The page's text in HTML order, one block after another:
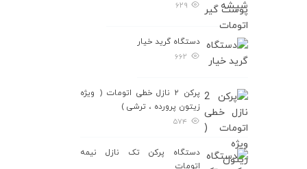
۶۲۹
دستگاه گرید خیار
۶۶۲
پرکن ۲ نازل خطی اتومات ( ویژه
زیتون پرورده ، ترشی )
۵۷۴
دستگاه پرکن تک نازل نیمه
اتومات